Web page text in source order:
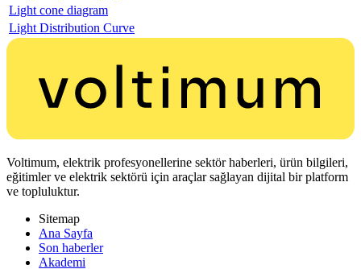
Light cone diagram
Light Distribution Curve
Voltimum, elektrik profesyonellerine sektör haberleri, ürün bilgileri,
eğitimler ve elektrik sektörü için araçlar sağlayan dijital bir platform
ve topluluktur.
Sitemap
Ana Sayfa
Son haberler
Akademi